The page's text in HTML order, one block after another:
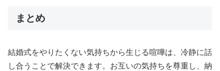
まとめ
結婚式をやりたくない気持ちから生じる喧嘩は、冷静に話
し合うことで解決できます。お互いの気持ちを尊重し、納